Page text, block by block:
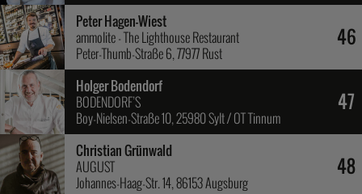
46
Peter Hagen-Wiest
ammolite - The Lighthouse Restaurant
Peter-Thumb-Straße 6, 77977 Rust
47
Holger Bodendorf
BODENDORF’S
Boy-Nielsen-Straße 10, 25980 Sylt / OT Tinnum
48
Christian Grünwald
AUGUST
Johannes-Haag-Str. 14, 86153 Augsburg